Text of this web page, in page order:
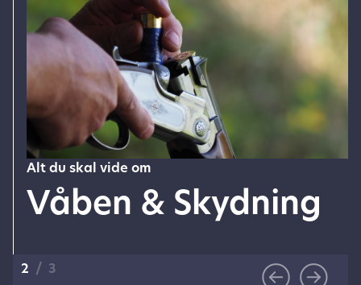
Alt du skal vide om
Våben & Skydning
2 / 3